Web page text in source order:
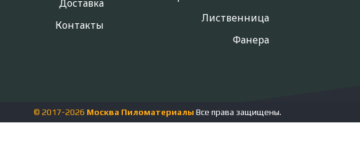
Доставка
Контакты
Лиственница
Фанера
© 2017-2026 Москва Пиломатериалы Все права защищены.